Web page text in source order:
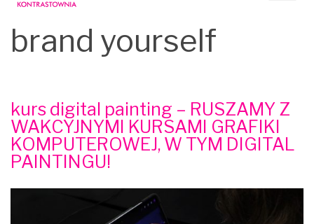
brand yourself
kurs digital painting – RUSZAMY Z
WAKCYJNYMI KURSAMI GRAFIKI
KOMPUTEROWEJ, W TYM DIGITAL
PAINTINGU!